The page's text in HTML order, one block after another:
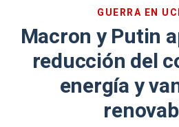
GUERRA EN
Macron y Putin
reducción del
energía y